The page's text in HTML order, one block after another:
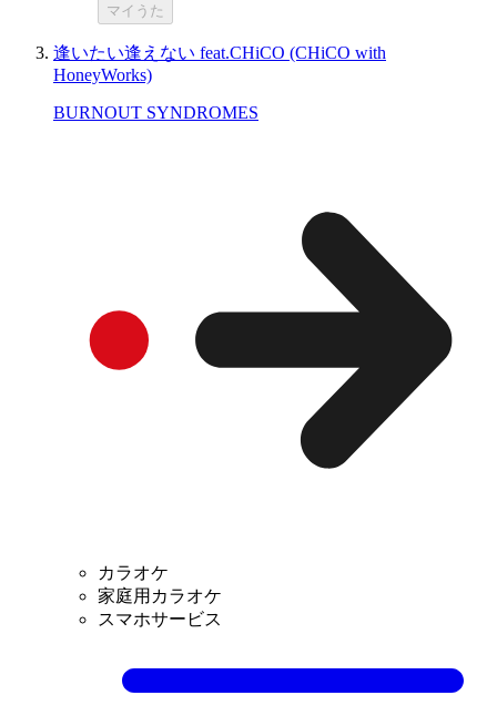
マイうた
逢いたい逢えない feat.CHiCO (CHiCO with
HoneyWorks)
BURNOUT SYNDROMES
カラオケ
家庭用カラオケ
スマホサービス